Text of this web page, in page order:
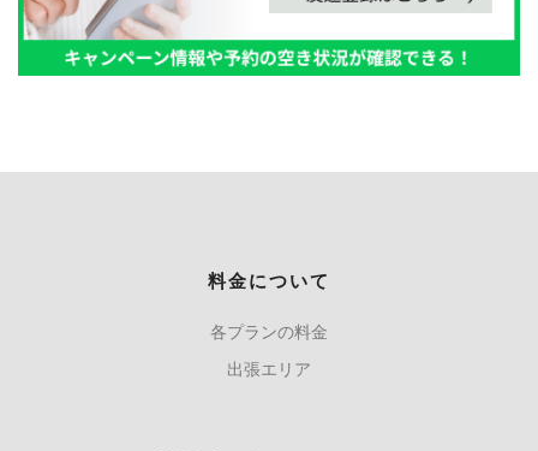
料金について
各プランの料金
出張エリア